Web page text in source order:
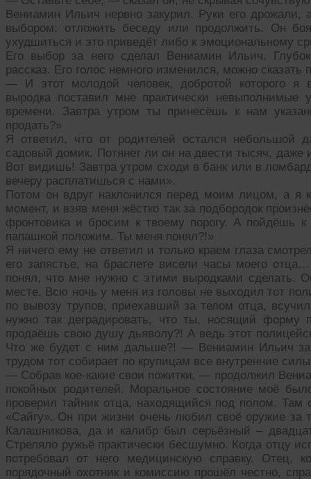
Вениамин Ильич нервно закурил. Руки его
выбором: отложить беседу или продолжить. Он
ухудшиться и это приведёт либо к эмоциональному
Его выбор за него сделал Вениамин Ильич.
рассказ. Его голос немного изменился, можно сказать
— И этот молодой человек, добротой которого я
выродка поставил мне практически
времени. Завтра утром ты принесёшь к нам
продать?»
Я ответил, что от родителей остался небольшой
садовый домик. Потянет ли он на двести тысяч, даже
Вот видишь! Завтра утром сходи в банк или в
вечеру расплатишься с нами».
Потом он вдруг наклонился перед моим лицом, а я
момент, и взяв меня жёстко так за подбородок
фронтовика и бросим к твоему порогу. А пойдёшь
папашкой положим. Ты меня понял?!»
Я ничего ему не ответил и только краем глаза
его запястье, на браслете висели часы моего
понял, что мне нужно с этими выродками
месте. Всю ночь у меня из головы не выходил тот
по вывозу трупов, приехавший за телом отца,
нужно так деградировать, что ты, носящий форму
продаёшь свою душу дьяволу?! А ведь этот
Что же будет с ним дальше?! — Вениамин Ильич
трудом тот собирает по крупицам все внутренние
— Собрав кое-какие свои пожитки, — продолжил
покойных родителей. Моральное состояние моё
проверил тайник отца, находящийся под полом.
«Сайгу». Он при жизни очень любил своё оружие за
Калашникова, да и калибр был серьёзный –
Стреляло ружьё практически бесшумно. Когда отцу
потребовал от него медицинскую справку. Отец,
порядочный охотник и комиссию прошёл честно,